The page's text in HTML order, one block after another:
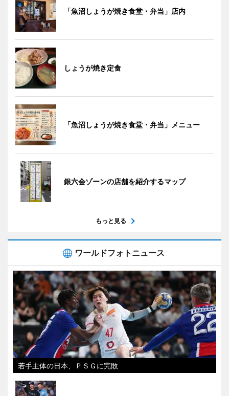
「魚沼しょうが焼き食堂・弁当」店内
しょうが焼き定食
「魚沼しょうが焼き食堂・弁当」メニュー
銀六会ゾーンの店舗を紹介するマップ
もっと見る
ワールドフォトニュース
若手主体の日本、ＰＳＧに完敗